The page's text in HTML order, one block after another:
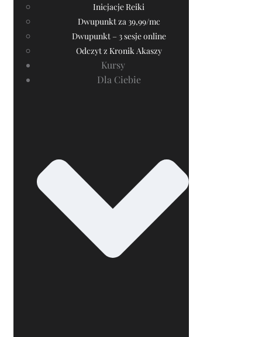
Inicjacje Reiki
Dwupunkt za 39,99/mc
Dwupunkt – 3 sesje online
Odczyt z Kronik Akaszy
Kursy
Dla Ciebie